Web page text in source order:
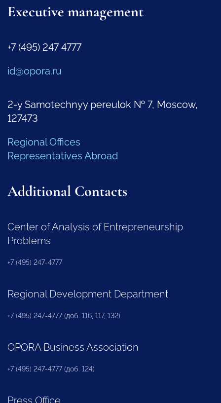
Executive management
+7 (495) 247 4777
id@opora.ru
2-y Samotechnyy pereulok № 7, Moscow,
127473
Regional Offices
Representatives Abroad
Additional Contacts
Center of Analysis of Entrepreneurship
Problems
+7 (495) 247-4777
Regional Development Department
+7 (495) 247-4777 (доб. 116, 117, 132)
OPORA Business Association
+7 (495) 247-4777 (доб. 124)